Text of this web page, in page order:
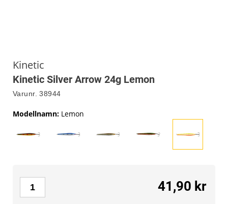
Kinetic
Kinetic Silver Arrow 24g Lemon
Varunr. 38944
Modellnamn: Lemon
41,90 kr